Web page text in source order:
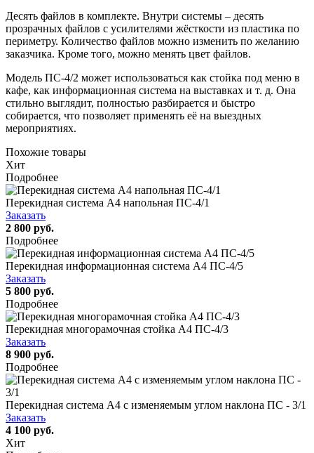
Десять файлов в комплекте. Внутри системы – десять
прозрачных файлов с усилителями жёсткости из пластика по
периметру. Количество файлов можно изменить по желанию
заказчика. Кроме того, можно менять цвет файлов.
Модель ПС-4/2 может использоваться как стойка под меню в
кафе, как информационная система на выставках и т. д. Она
стильно выглядит, полностью разбирается и быстро
собирается, что позволяет применять её на выездных
мероприятиях.
Похожие товары
Хит
Подробнее
Перекидная система А4 напольная ПС-4/1
Заказать
2 800 руб.
Подробнее
Перекидная информационная система А4 ПС-4/5
Заказать
5 800 руб.
Подробнее
Перекидная многорамочная стойка А4 ПС-4/3
Заказать
8 900 руб.
Подробнее
Перекидная система А4 c изменяемым углом наклона ПС - 3/1
Заказать
4 100 руб.
Хит